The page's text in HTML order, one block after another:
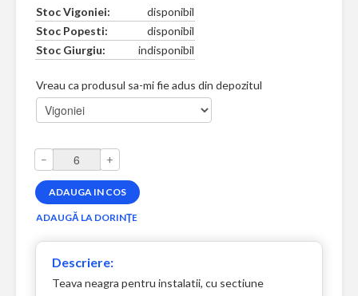
Stoc Vigoniei:
disponibil
Stoc Popesti:
disponibil
Stoc Giurgiu:
indisponibil
Vreau ca produsul sa-mi fie adus din depozitul
– +
Descriere:
Teava neagra pentru instalatii, cu sectiune